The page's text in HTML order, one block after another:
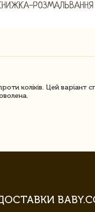
РОЗМАЛЬВАННЯ
коліків. Цей варіант